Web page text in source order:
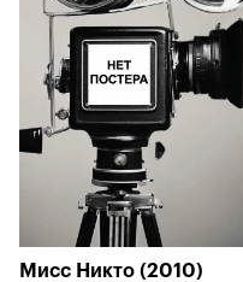
Мисс Никто (2010)